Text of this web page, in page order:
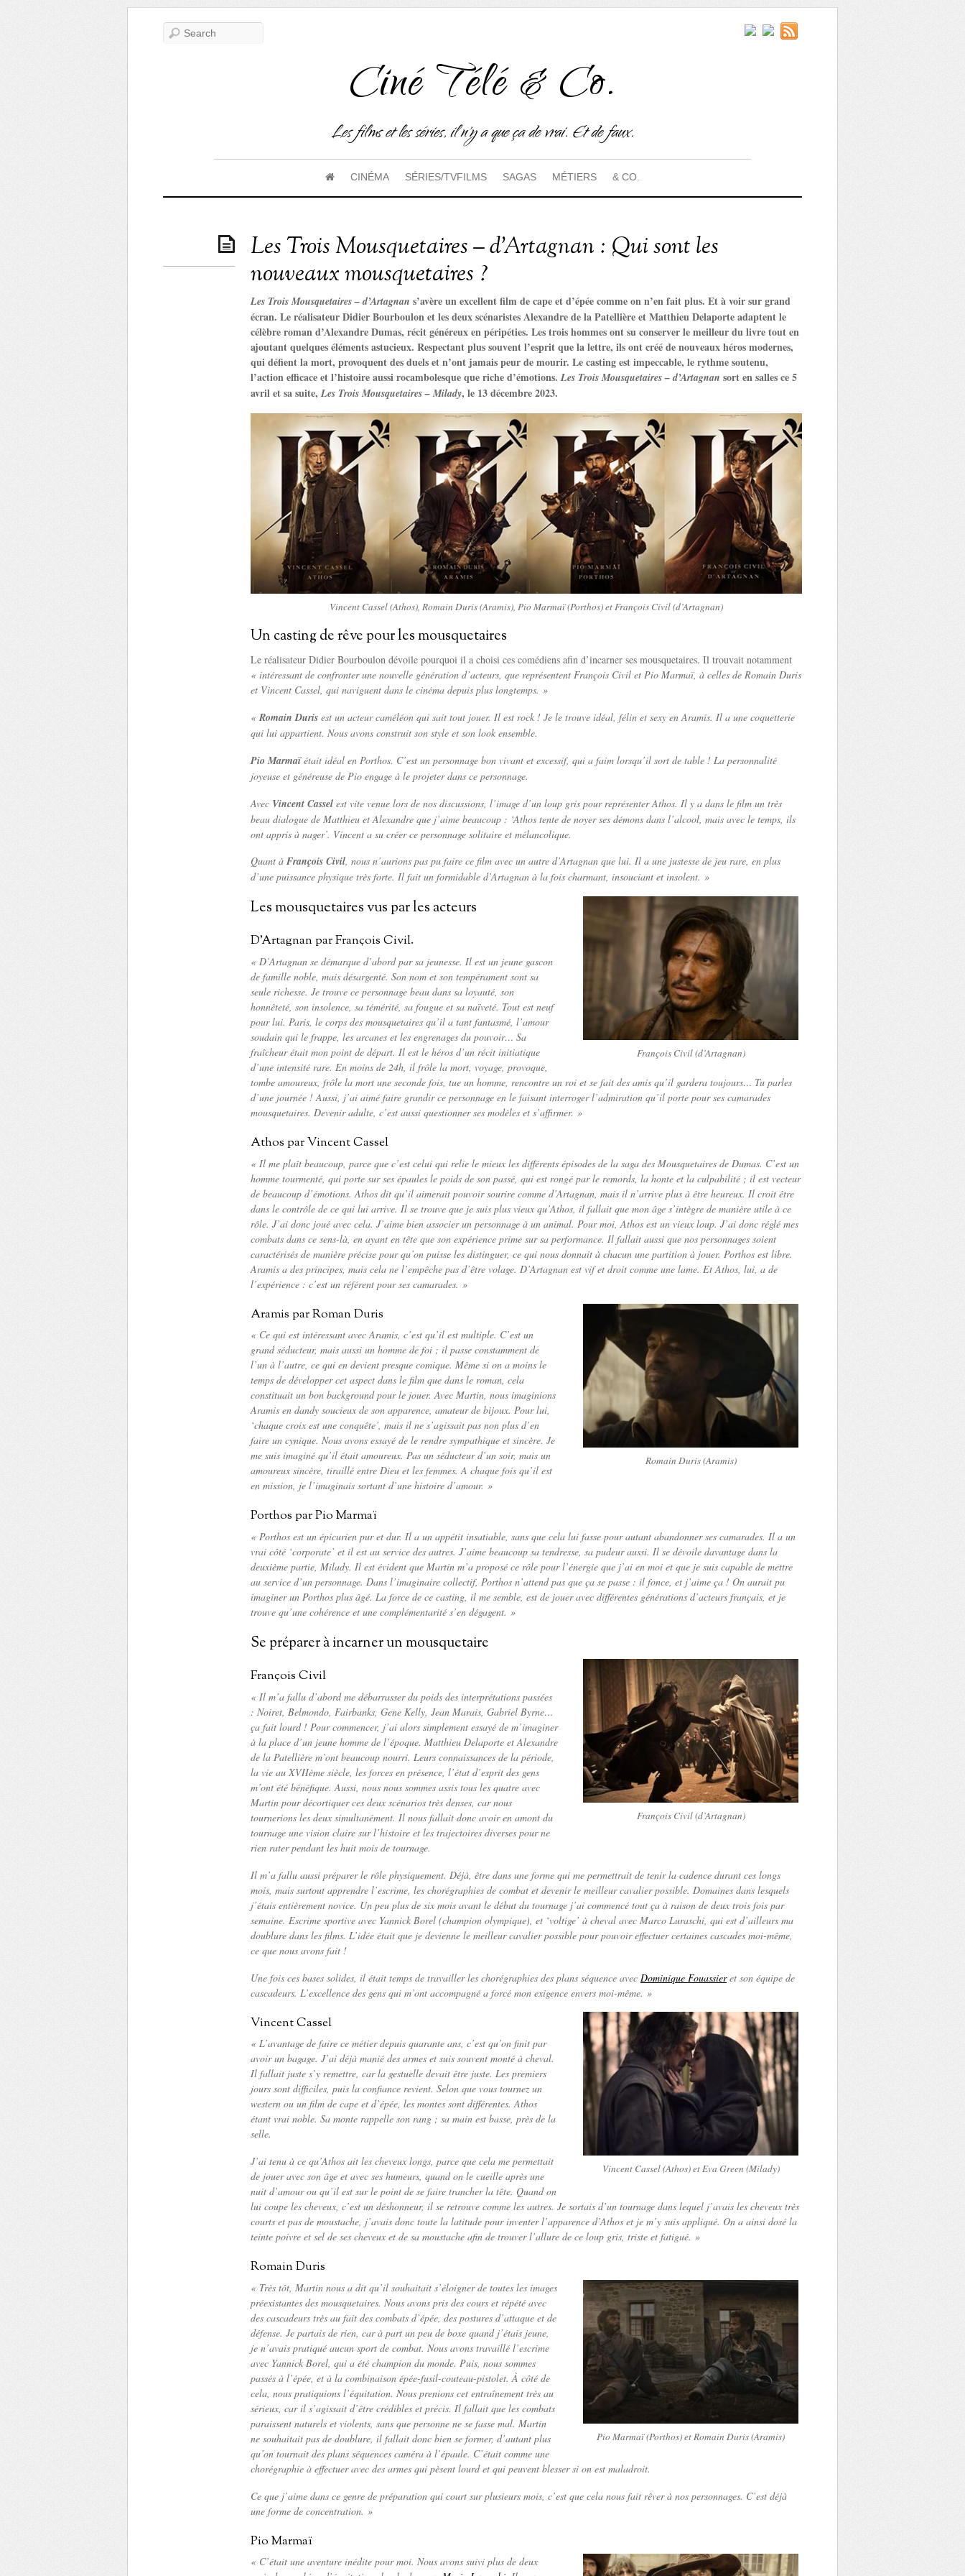
Ciné Télé & Co.
Les films et les séries, il n'y a que ça de vrai. Et de faux.
CINÉMA SÉRIES/TVFILMS SAGAS MÉTIERS & CO.
Les Trois Mousquetaires – d’Artagnan : Qui sont les
nouveaux mousquetaires ?
Les Trois Mousquetaires – d’Artagnan s’avère un excellent film de cape et d’épée comme on n’en fait plus. Et à voir sur grand
écran. Le réalisateur Didier Bourboulon et les deux scénaristes Alexandre de la Patellière et Matthieu Delaporte adaptent le
célèbre roman d’Alexandre Dumas, récit généreux en péripéties. Les trois hommes ont su conserver le meilleur du livre tout en
ajoutant quelques éléments astucieux. Respectant plus souvent l’esprit que la lettre, ils ont créé de nouveaux héros modernes,
qui défient la mort, provoquent des duels et n’ont jamais peur de mourir. Le casting est impeccable, le rythme soutenu,
l’action efficace et l’histoire aussi rocambolesque que riche d’émotions. Les Trois Mousquetaires – d’Artagnan sort en salles ce 5
avril et sa suite, Les Trois Mousquetaires – Milady, le 13 décembre 2023.
Vincent Cassel (Athos), Romain Duris (Aramis), Pio Marmaï (Porthos) et François Civil (d’Artagnan)
Un casting de rêve pour les mousquetaires
Le réalisateur Didier Bourboulon dévoile pourquoi il a choisi ces comédiens afin d’incarner ses mousquetaires. Il trouvait notamment
« intéressant de confronter une nouvelle génération d’acteurs, que représentent François Civil et Pio Marmaï, à celles de Romain Duris
et Vincent Cassel, qui naviguent dans le cinéma depuis plus longtemps. »
«Romain Duris est un acteur caméléon qui sait tout jouer. Il est rock ! Je le trouve idéal, félin et sexy en Aramis. Il a une coquetterie
qui lui appartient. Nous avons construit son style et son look ensemble.
Pio Marmaïétait idéal en Porthos. C’est un personnage bon vivant et excessif, qui a faim lorsqu’il sort de table ! La personnalité
joyeuse et généreuse de Pio engage à le projeter dans ce personnage.
Avec Vincent Cassel est vite venue lors de nos discussions, l’image d’un loup gris pour représenter Athos. Il y a dans le film un très
beau dialogue de Matthieu et Alexandre que j’aime beaucoup : ‘Athos tente de noyer ses démons dans l’alcool, mais avec le temps, ils
ont appris à nager’. Vincent a su créer ce personnage solitaire et mélancolique.
Quant à François Civil, nous n’aurions pas pu faire ce film avec un autre d’Artagnan que lui. Il a une justesse de jeu rare, en plus
d’une puissance physique très forte. Il fait un formidable d’Artagnan à la fois charmant, insouciant et insolent. »
François Civil (d’Artagnan)
Les mousquetaires vus par les acteurs
D’Artagnan par François Civil.
« D’Artagnan se démarque d’abord par sa jeunesse. Il est un jeune gascon
de famille noble, mais désargenté. Son nom et son tempérament sont sa
seule richesse. Je trouve ce personnage beau dans sa loyauté, son
honnêteté, son insolence, sa témérité, sa fougue et sa naïveté. Tout est neuf
pour lui. Paris, le corps des mousquetaires qu’il a tant fantasmé, l’amour
soudain qui le frappe, les arcanes et les engrenages du pouvoir… Sa
fraîcheur était mon point de départ. Il est le héros d’un récit initiatique
d’une intensité rare. En moins de 24h, il frôle la mort, voyage, provoque,
tombe amoureux, frôle la mort une seconde fois, tue un homme, rencontre un roi et se fait des amis qu’il gardera toujours… Tu parles
d’une journée ! Aussi, j’ai aimé faire grandir ce personnage en le faisant interroger l’admiration qu’il porte pour ses camarades
mousquetaires. Devenir adulte, c’est aussi questionner ses modèles et s’affirmer. »
Athos par Vincent Cassel
« Il me plaît beaucoup, parce que c’est celui qui relie le mieux les différents épisodes de la saga des Mousquetaires de Dumas. C’est un
homme tourmenté, qui porte sur ses épaules le poids de son passé, qui est rongé par le remords, la honte et la culpabilité ; il est vecteur
de beaucoup d’émotions. Athos dit qu’il aimerait pouvoir sourire comme d’Artagnan, mais il n’arrive plus à être heureux. Il croit être
dans le contrôle de ce qui lui arrive. Il se trouve que je suis plus vieux qu’Athos, il fallait que mon âge s’intègre de manière utile à ce
rôle. J’ai donc joué avec cela. J’aime bien associer un personnage à un animal. Pour moi, Athos est un vieux loup. J’ai donc réglé mes
combats dans ce sens-là, en ayant en tête que son expérience prime sur sa performance. Il fallait aussi que nos personnages soient
caractérisés de manière précise pour qu’on puisse les distinguer, ce qui nous donnait à chacun une partition à jouer. Porthos est libre.
Aramis a des principes, mais cela ne l’empêche pas d’être volage. D’Artagnan est vif et droit comme une lame. Et Athos, lui, a de
l’expérience : c’est un référent pour ses camarades. »
Romain Duris (Aramis)
Aramis par Roman Duris
« Ce qui est intéressant avec Aramis, c’est qu’il est multiple. C’est un
grand séducteur, mais aussi un homme de foi ; il passe constamment de
l’un à l’autre, ce qui en devient presque comique. Même si on a moins le
temps de développer cet aspect dans le film que dans le roman, cela
constituait un bon background pour le jouer. Avec Martin, nous imaginions
Aramis en dandy soucieux de son apparence, amateur de bijoux. Pour lui,
‘chaque croix est une conquête’, mais il ne s’agissait pas non plus d’en
faire un cynique. Nous avons essayé de le rendre sympathique et sincère. Je
me suis imaginé qu’il était amoureux. Pas un séducteur d’un soir, mais un
amoureux sincère, tiraillé entre Dieu et les femmes. A chaque fois qu’il est
en mission, je l’imaginais sortant d’une histoire d’amour. »
Porthos par Pio Marmaï
« Porthos est un épicurien pur et dur. Il a un appétit insatiable, sans que cela lui fasse pour autant abandonner ses camarades. Il a un
vrai côté ‘corporate’ et il est au service des autres. J’aime beaucoup sa tendresse, sa pudeur aussi. Il se dévoile davantage dans la
deuxième partie, Milady. Il est évident que Martin m’a proposé ce rôle pour l’énergie que j’ai en moi et que je suis capable de mettre
au service d’un personnage. Dans l’imaginaire collectif, Porthos n’attend pas que ça se passe : il fonce, et j’aime ça ! On aurait pu
imaginer un Porthos plus âgé. La force de ce casting, il me semble, est de jouer avec différentes générations d’acteurs français, et je
trouve qu’une cohérence et une complémentarité s’en dégagent. »
Se préparer à incarner un mousquetaire
François Civil (d’Artagnan)
François Civil
« Il m’a fallu d’abord me débarrasser du poids des interprétations passées
: Noiret, Belmondo, Fairbanks, Gene Kelly, Jean Marais, Gabriel Byrne…
ça fait lourd ! Pour commencer, j’ai alors simplement essayé de m’imaginer
à la place d’un jeune homme de l’époque. Matthieu Delaporte et Alexandre
de la Patellière m’ont beaucoup nourri. Leurs connaissances de la période,
la vie au XVIIème siècle, les forces en présence, l’état d’esprit des gens
m’ont été bénéfique. Aussi, nous nous sommes assis tous les quatre avec
Martin pour décortiquer ces deux scénarios très denses, car nous
tournerions les deux simultanément. Il nous fallait donc avoir en amont du
tournage une vision claire sur l’histoire et les trajectoires diverses pour ne
rien rater pendant les huit mois de tournage.
Il m’a fallu aussi préparer le rôle physiquement. Déjà, être dans une forme qui me permettrait de tenir la cadence durant ces longs
mois, mais surtout apprendre l’escrime, les chorégraphies de combat et devenir le meilleur cavalier possible. Domaines dans lesquels
j’étais entièrement novice. Un peu plus de six mois avant le début du tournage j’ai commencé tout ça à raison de deux trois fois par
semaine. Escrime sportive avec Yannick Borel (champion olympique), et ‘voltige’ à cheval avec Marco Luraschi, qui est d’ailleurs ma
doublure dans les films. L’idée était que je devienne le meilleur cavalier possible pour pouvoir effectuer certaines cascades moi-même,
ce que nous avons fait !
Une fois ces bases solides, il était temps de travailler les chorégraphies des plans séquence avec Dominique Fouassieret son équipe de
cascadeurs. L’excellence des gens qui m’ont accompagné a forcé mon exigence envers moi-même. »
Vincent Cassel (Athos) et Eva Green (Milady)
Vincent Cassel
« L’avantage de faire ce métier depuis quarante ans, c’est qu’on finit par
avoir un bagage. J’ai déjà manié des armes et suis souvent monté à cheval.
Il fallait juste s’y remettre, car la gestuelle devait être juste. Les premiers
jours sont difficiles, puis la confiance revient. Selon que vous tournez un
western ou un film de cape et d’épée, les montes sont différentes. Athos
étant vrai noble. Sa monte rappelle son rang ; sa main est basse, près de la
selle.
J’ai tenu à ce qu’Athos ait les cheveux longs, parce que cela me permettait
de jouer avec son âge et avec ses humeurs, quand on le cueille après une
nuit d’amour ou qu’il est sur le point de se faire trancher la tête. Quand on
lui coupe les cheveux, c’est un déshonneur, il se retrouve comme les autres. Je sortais d’un tournage dans lequel j’avais les cheveux très
courts et pas de moustache, j’avais donc toute la latitude pour inventer l’apparence d’Athos et je m’y suis appliqué. On a ainsi dosé la
teinte poivre et sel de ses cheveux et de sa moustache afin de trouver l’allure de ce loup gris, triste et fatigué. »
Romain Duris
Pio Marmaï (Porthos) et Romain Duris (Aramis)
« Très tôt, Martin nous a dit qu’il souhaitait s’éloigner de toutes les images
préexistantes des mousquetaires. Nous avons pris des cours et répété avec
des cascadeurs très au fait des combats d’épée, des postures d’attaque et de
défense. Je partais de rien, car à part un peu de boxe quand j’étais jeune,
je n’avais pratiqué aucun sport de combat. Nous avons travaillé l’escrime
avec Yannick Borel, qui a été champion du monde. Puis, nous sommes
passés à l’épée, et à la combinaison épée-fusil-couteau-pistolet. À côté de
cela, nous pratiquions l’équitation. Nous prenions cet entraînement très au
sérieux, car il s’agissait d’être crédibles et précis. Il fallait que les combats
paraissent naturels et violents, sans que personne ne se fasse mal. Martin
ne souhaitait pas de doublure, il fallait donc bien se former, d’autant plus
qu’on tournait des plans séquences caméra à l’épaule. C’était comme une
chorégraphie à effectuer avec des armes qui pèsent lourd et qui peuvent blesser si on est maladroit.
Ce que j’aime dans ce genre de préparation qui court sur plusieurs mois, c’est que cela nous fait rêver à nos personnages. C’est déjà
une forme de concentration. »
Pio Marmaï
« C’était une aventure inédite pour moi. Nous avons suivi plus de deux